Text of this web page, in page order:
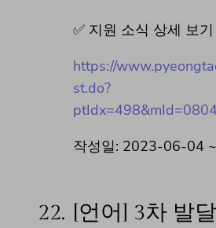
✅ 지원 소식 상세 보
https://
st.do?
작성일: 2023-06-04 ~
22. [언어] 3차 발